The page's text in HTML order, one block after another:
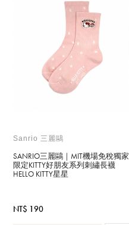
Sanrio 三麗鷗
SANRIO三麗鷗｜MIT機場免稅獨家
限定KITTY好朋友系列刺繡長襪
HELLO KITTY星星
NT$ 190